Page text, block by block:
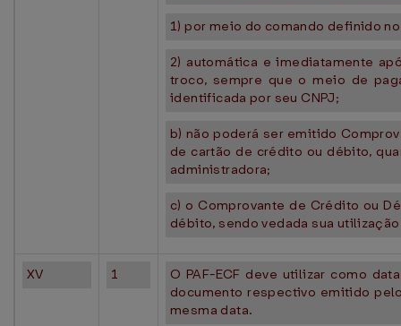
1) por meio do comando definido
2) automática e imediatamente
troco, sempre que o meio de
identificada por seu CNPJ;
b) não poderá ser emitido
de cartão de crédito ou débito,
administradora;
c) o Comprovante de Crédito ou
débito, sendo vedada sua
XV 1
O PAF-ECF deve utilizar como
documento respectivo emitido
mesma data.